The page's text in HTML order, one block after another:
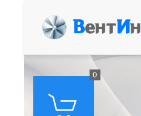
ВентИн
0